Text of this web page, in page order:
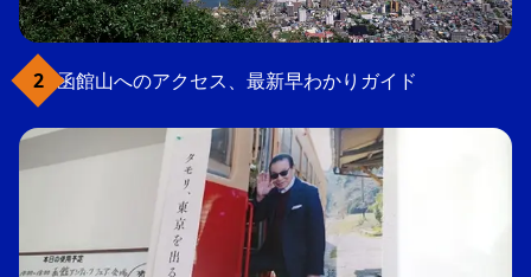
函館山へのアクセス、最新早わかりガイド